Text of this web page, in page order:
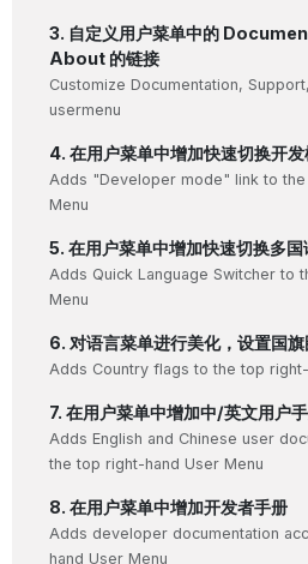
3. 自定义用户菜单中的
About 的链接
Customize Documentation,
usermenu
4. 在用户菜单中增加快速切换开
Adds "Developer mode" link to
Menu
5. 在用户菜单中增加快速切换多国
Adds Quick Language Switcher to
Menu
6. 对语言菜单进行美化，设置国
Adds Country flags to the top
7. 在用户菜单中增加中/英文用户
Adds English and Chinese user
the top right-hand User Menu
8. 在用户菜单中增加开发者手册
Adds developer documentation
hand User Menu